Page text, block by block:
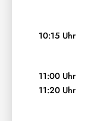
10:15 Uhr
11:00 Uhr
11:20 Uhr